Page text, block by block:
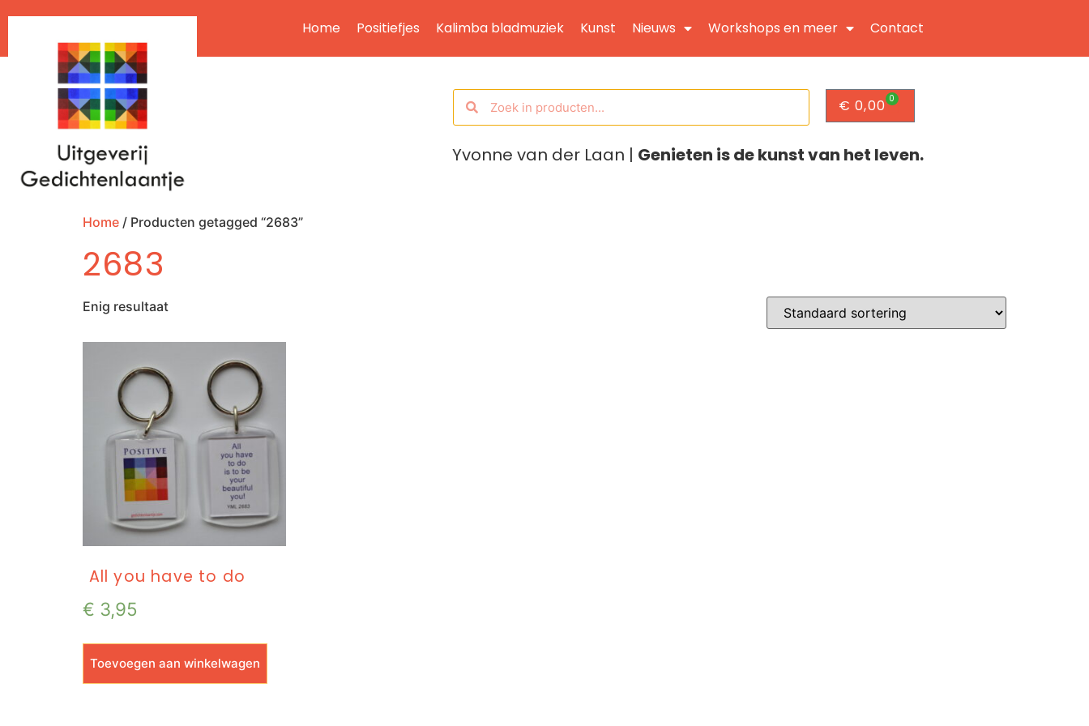
Home Positiefjes Kalimba bladmuziek Kunst Nieuws Workshops en meer Contact
€ 0,00 0
Yvonne van der Laan | Genieten is de kunst van het leven.
Home / Producten getagged “2683”
2683
Enig resultaat
All you have to do
€ 3,95
Toevoegen aan winkelwagen